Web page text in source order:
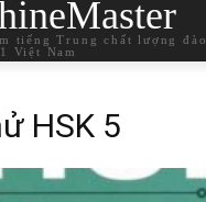
tiếng Trung chất lượng đào
Việt Nam
HSK 5